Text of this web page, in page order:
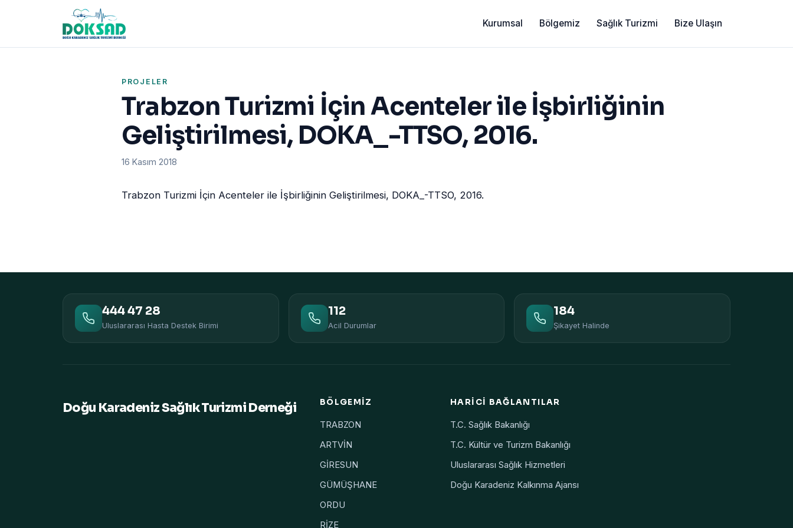
Kurumsal Bölgemiz Sağlık Turizmi Bize Ulaşın
PROJELER
Trabzon Turizmi İçin Acenteler ile İşbirliğinin
Geliştirilmesi, DOKA_-TTSO, 2016.
16 Kasım 2018
Trabzon Turizmi İçin Acenteler ile İşbirliğinin Geliştirilmesi, DOKA_-TTSO, 2016.
444 47 28
Uluslararası Hasta Destek Birimi
112
Acil Durumlar
184
Şikayet Halinde
Doğu Karadeniz Sağlık Turizmi Derneği BÖLGEMIZ
TRABZON
ARTVİN
GİRESUN
GÜMÜŞHANE
ORDU
RİZE
HARICI BAĞLANTILAR
T.C. Sağlık Bakanlığı
T.C. Kültür ve Turizm Bakanlığı
Uluslararası Sağlık Hizmetleri
Doğu Karadeniz Kalkınma Ajansı